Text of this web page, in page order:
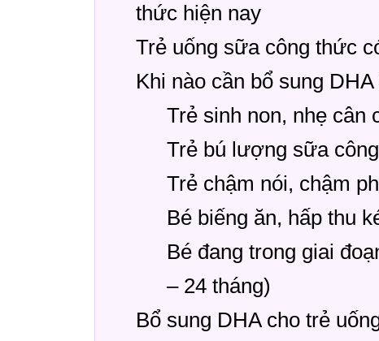
thức hiện nay
Trẻ uống sữa công thức
Khi nào cần bổ sung
Trẻ sinh non, nhẹ cân
Trẻ bú lượng sữa
Trẻ chậm nói, chậm
Bé biếng ăn, hấp thu
Bé đang trong giai
– 24 tháng)
Bổ sung DHA cho trẻ